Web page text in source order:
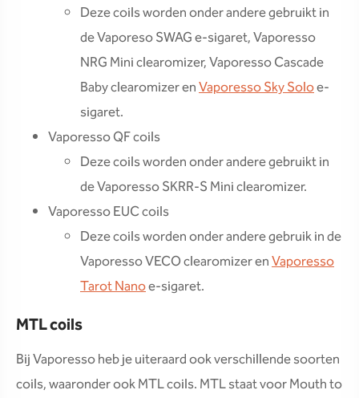
Deze coils worden onder andere gebruikt in
de Vaporeso SWAG e-sigaret, Vaporesso
NRG Mini clearomizer, Vaporesso Cascade
Baby clearomizer enVaporesso Sky Soloe-
sigaret.
Vaporesso QF coils
Deze coils worden onder andere gebruikt in
de Vaporesso SKRR-S Mini clearomizer.
Vaporesso EUC coils
Deze coils worden onder andere gebruik in de
Vaporesso VECO clearomizer enVaporesso
Tarot Nanoe-sigaret.
MTL coils
Bij Vaporesso heb je uiteraard ook verschillende soorten
coils, waaronder ook MTL coils. MTL staat voor Mouth to